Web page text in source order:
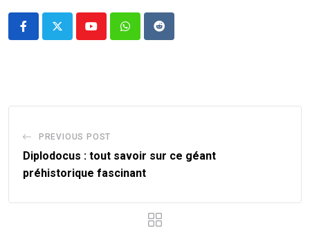
YoutubeWhatsappReddit
PREVIOUS POST
Diplodocus : tout savoir sur ce géant
préhistorique fascinant